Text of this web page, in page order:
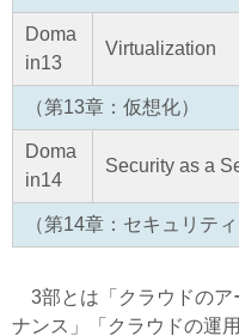
Doma
in13
Virtualization
（第13章：仮想化）
Doma
in14
Security as a
（第14章：セキュリテ
3部とは「クラウドのア
ナンス」「クラウドの運